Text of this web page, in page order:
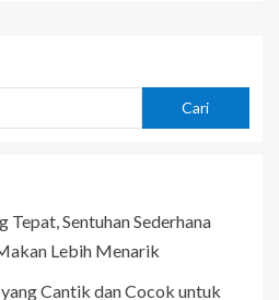
Cari
Sentuhan Sederhana
Lebih Menarik
Cantik dan Cocok untuk